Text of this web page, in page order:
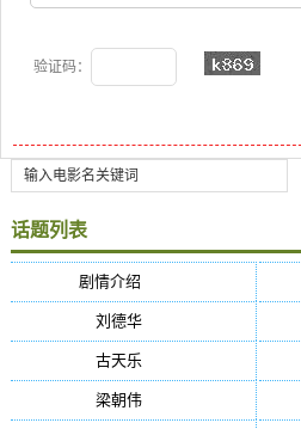
验证码：
话题列表
剧情介绍
刘德华(50)
古天乐
梁朝伟(37)